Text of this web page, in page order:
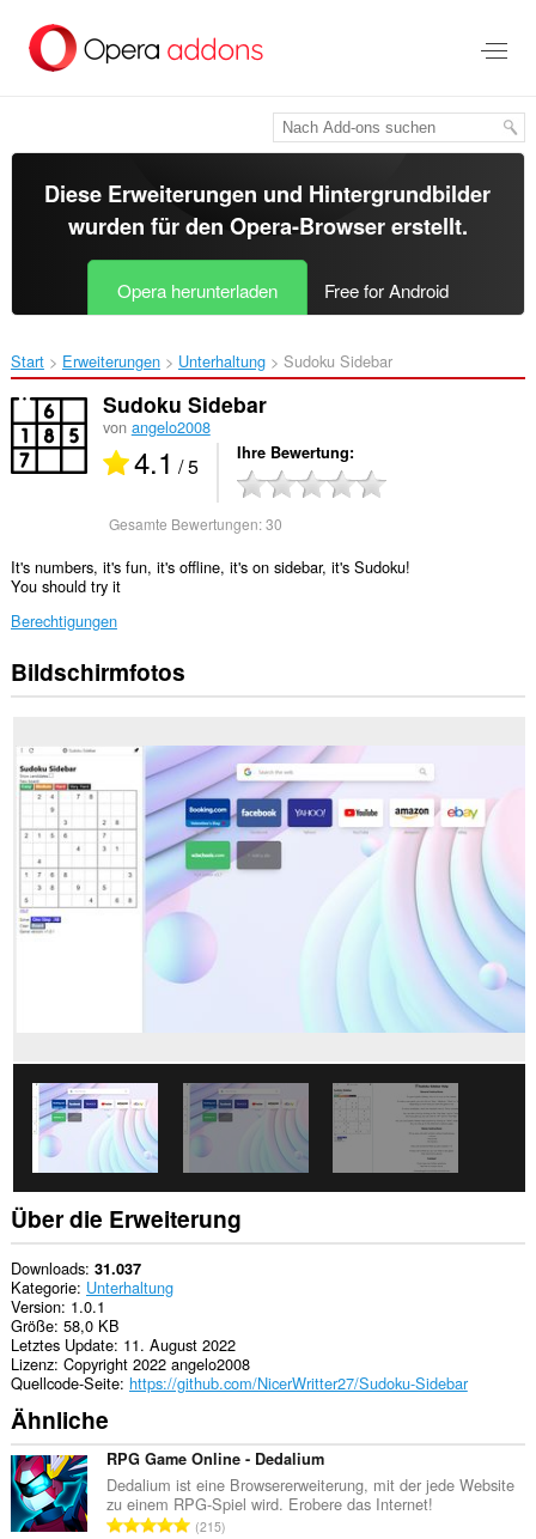
Hauptinhalt
springen
Diese Erweiterungen und Hintergrundbilder
wurden für den Opera-Browsererstellt.
Opera herunterladen Free for Android
Start Erweiterungen Unterhaltung Sudoku Sidebar‎
Sudoku Sidebar
von angelo2008
4.1 / 5 Ihre Bewertung
Gesamte Bewertungen:30
It's numbers, it's fun, it's offline, it's on sidebar, it's Sudoku!
You should try it
Berechtigungen
Diese
Erweiterung
Seitenleiste
einen
Bereich
hinzu.
Bildschirmfotos
Über die Erweiterung
Downloads 31.037
Kategorie Unterhaltung
Version 1.0.1
Größe 58,0 KB
Letztes Update 11. August 2022
Lizenz Copyright 2022 angelo2008
Quellcode-Seite https://github.com/NicerWritter27/Sudoku-Sidebar
Ähnliche
RPG Game Online - Dedalium
Dedalium ist eine Browsererweiterung, mit der jede Website
zu einem RPG-Spiel wird. Erobere das Internet!
G215